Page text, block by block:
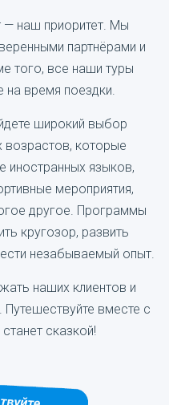
— наш приоритет. Мы
партнёрами и
того, все наши туры
время поездки.
широкий выбор
возрастов, которые
иностранных языков,
мероприятия,
другое. Программы
кругозор, развить
незабываемый опыт.
наших клиентов и
вместе с
сказкой!